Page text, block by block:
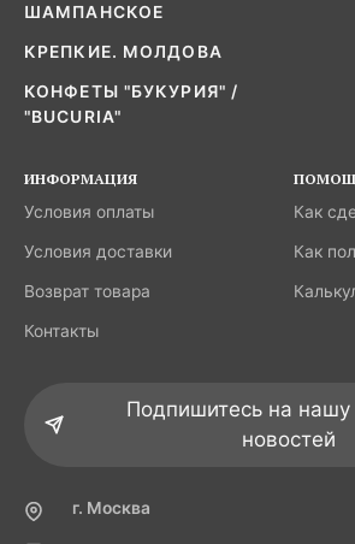
ШАМПАНСКОЕ
КРЕПКИЕ. МОЛДОВА
КОНФЕТЫ "БУКУРИЯ" /
"BUCURIA"
ИНФОРМАЦИЯ
Условия оплаты
Условия доставки
Возврат товара
Контакты
Как
Как
Подпишитесь на нашу
новостей
г. Москва